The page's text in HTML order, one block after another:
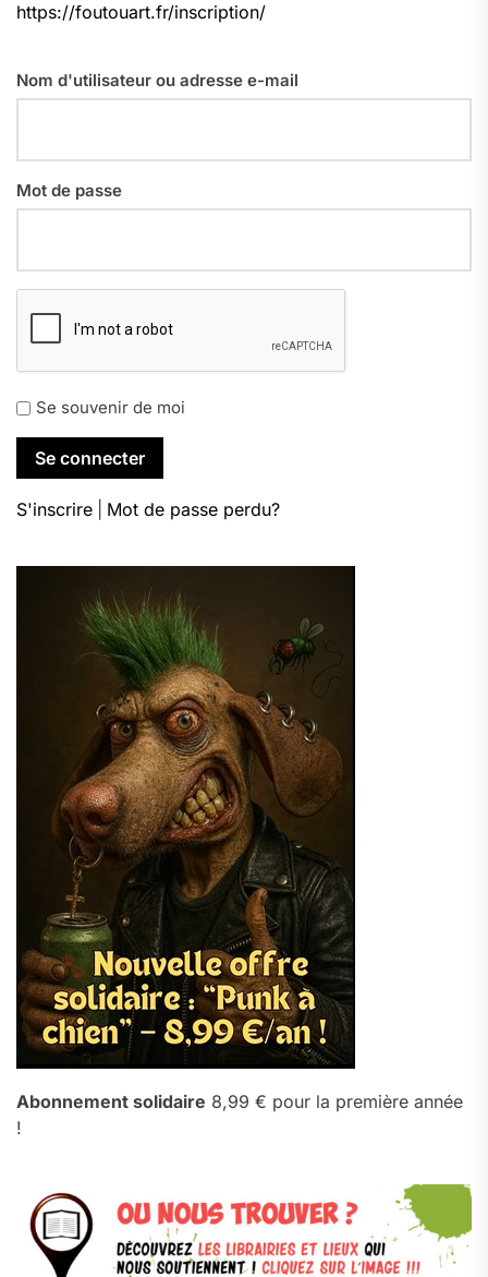
https://foutouart.fr/inscription/
Nom d'utilisateur ou adresse e-mail
Mot de passe
Se souvenir de moi
S'inscrire Mot de passe perdu?
Abonnement solidaire 8,99 € pour la première année
!